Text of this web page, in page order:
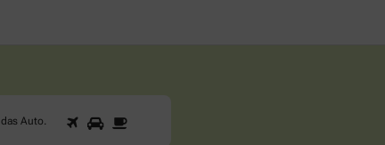
das Auto
Sind
Sie
1 2